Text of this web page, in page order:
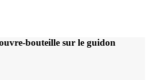
bouteille sur le guidon